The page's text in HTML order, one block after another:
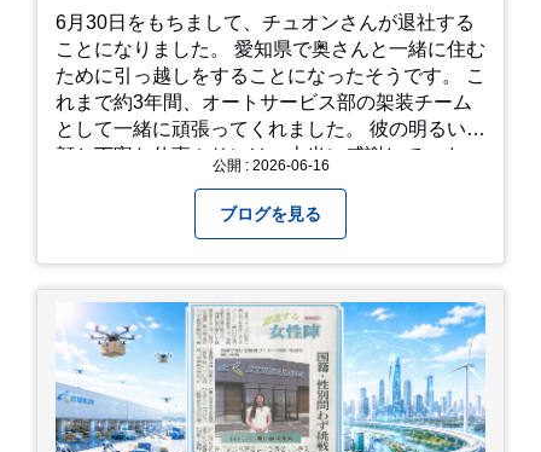
やすい靴で: 山の斜面を利用した農園ですので、
歩き慣れた靴で行くのが安心です。 雨対策: 雨上
がりは足元が少し滑りやすくなることがありま
す。タオルや雨具を用意しておくと安心ですね。
開花時期のチェック: その年の気候によって見頃
が少し前後します。出かける前に必ず公式情報や
SNSで見頃を確認しましょう！ おわりに 梅雨の
時期を「我慢する期間」から「お出かけを楽しむ
期間」に変えてくれる、そんな素敵な場所です。
いです！
6月30日をもちまして、チュオンさんが退社する
ことになりました。 愛知県で奥さんと一緒に住む
ために引っ越しをすることになったそうです。 こ
れまで約3年間、オートサービス部の架装チーム
として一緒に頑張ってくれました。 彼の明るい笑
顔と丁寧な仕事ぶりには、本当に感謝していま
撮影した記念写真を添付します。 チュオンさんの
今後のご活躍と新しいスタートを、みんなで応援
しましょう！ チュオンさん、今まで本当にありが
とうございました！
公開 : 2026-06-16
ブログを見る